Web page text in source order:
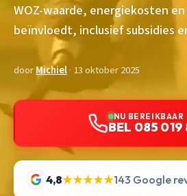
WOZ-waarde, energiekosten
beïnvloedt, inclusief subsidies
doorMichiel· 13 oktober 2025
NU BEREIKBAAR
BEL 085 019
4,8★★★★★143 Google